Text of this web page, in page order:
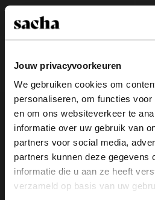
Jouw privacyvoorkeuren
We gebruiken cookies om
personaliseren, om functies
en om ons websiteverkeer te
informatie over uw gebruik van
partners voor social media,
partners kunnen deze gegevens
informatie die u aan ze heeft
verzameld op basis van uw
View this website
It looks like your language
you like to switch to